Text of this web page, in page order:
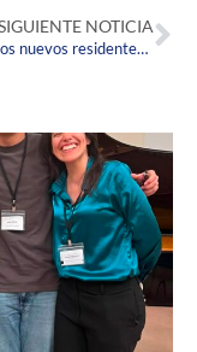
NOTICIA
¡Bienvenidos nuevos residentes y graduandos de la Especialización en Medicina Familiar Integral!